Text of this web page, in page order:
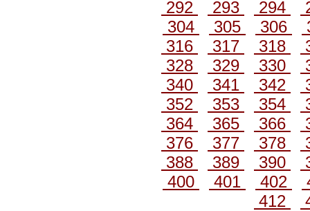
292
293 294
304
305 306
316
317 318
328
329 330
340
341 342
352
353 354
364
365 366
376
377 378
388
389 390
400
401 402
412